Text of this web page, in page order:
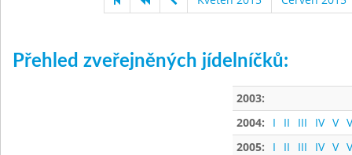
Přehled zveřejněných jídelníčků:
2003:
2004:
I II III IV V
2005:
I II III IV V